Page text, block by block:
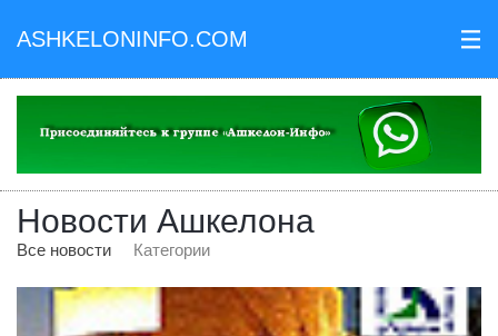
ASHKELONINFO.COM III
Новости Ашкелона
Все новости Категории